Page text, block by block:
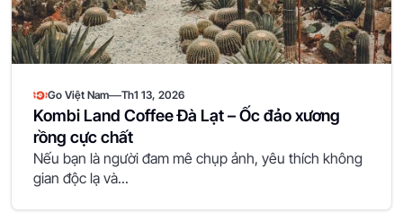
Go Việt Nam—Th1 13, 2026
Kombi Land Coffee Đà Lạt – Ốc đảo xương
rồng cực chất
Nếu bạn là người đam mê chụp ảnh, yêu thích không
gian độc lạ và...